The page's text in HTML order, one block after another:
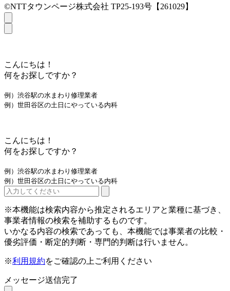
©NTTタウンページ株式会社 TP25-193号【261029】
こんにちは！
何をお探しですか？
例）渋谷駅の水まわり修理業者
例）世田谷区の土日にやっている内科
こんにちは！
何をお探しですか？
例）渋谷駅の水まわり修理業者
例）世田谷区の土日にやっている内科
※本機能は検索内容から推定されるエリアと業種に基づき、
事業者情報の検索を補助するものです。
いかなる内容の検索であっても、本機能では事業者の比較・
優劣評価・断定的判断・専門的判断は行いません。
※利用規約をご確認の上ご利用ください
メッセージ送信完了